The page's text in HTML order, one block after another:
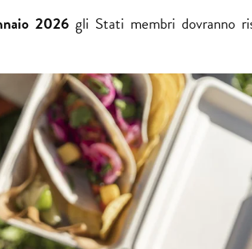
2026gli Stati membri dovranno